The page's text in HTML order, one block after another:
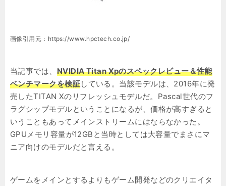
画像引用元：https://www.hpctech.co.jp/
当記事では、 NVIDIA Titan Xpのスペックレビュー＆性能
ベンチマークを検証している。当該モデルは、2016年に発
売したTITAN Xのリフレッシュモデルだ。Pascal世代のフ
ラグシップモデルということになるが、価格が高すぎると
いうこともあってメインストリームにはならなかった。
GPUメモリ容量が12GBと当時としては大容量でまさにマ
ニア向けのモデルだと言える。
ゲームをメインとするよりもゲーム開発などのクリエイタ